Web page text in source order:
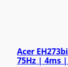
Acer
75Hz | 4ms